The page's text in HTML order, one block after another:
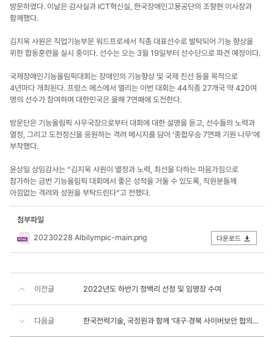
방문하였다. 이날은 감사실과 ICT혁신실, 한국장애인고용공단의 조향현 이사장과
함께했다.
김지욱 사원은 직업기능부문 워드프로세서 직종 대표선수로 발탁되어 기능 향상을
위한 합동훈련을 실시 중이다. 선수는 오는 3월 19일부터 선수단으로 파견 예정이다.
국제장애인기능올림픽대회는 장애인의 기능향상 및 국제 친선 등을 목적으로
4년마다 개최된다. 프랑스 메스에서 열리는 이번 대회는 44직종 27개국 약 420여
명의 선수가 참여하며 대한민국은 올해 7연패에 도전한다.
방문단은 기능올림픽 사무국장으로부터 대회에 대한 설명을 듣고, 선수들의 노력과
열정, 그리고 도전정신을 응원하는 격려 메시지를 담아 ‘종합우승 7연패 기원 나무’에
부착했다.
윤상일 상임감사는 “김지욱 사원이 열정과 노력, 최선을 다하는 마음가짐으로
참가하는 금번 기능올림픽 대회에서 좋은 성적을 거둘 수 있도록, 직원분들께
아낌없는 격려와 성원을 부탁드린다”고 전했다.
첨부파일
20230228 Albilympic-main.png
다운로드
이전글 2022년도 하반기 청백리 선정 및 임명장 수여
다음글 한국전력기술, 국정원과 함께 ‘대구‧경북 사이버보안 협의회’ 개최